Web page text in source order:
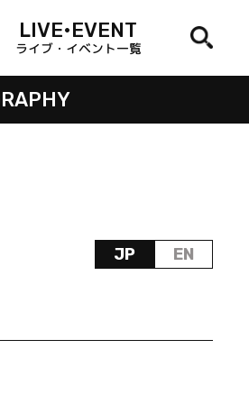
LIVE•EVENT
ライブ・イベント一覧
JP EN